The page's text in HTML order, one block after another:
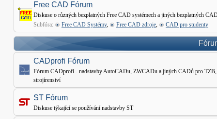
Free CAD Fórum
Diskuse o různých bezplatných Free CAD systémech a jiných bezplatných
Subfóra:
Free CAD Systémy, Free CAD zdroje, CAD pro studenty
CADprofi Fórum
Fórum CADprofi - nadstavby AutoCADu, ZWCADu a jiných CADů pro TZB,
strojírenství
ST Fórum
Diskuse týkající se používání nadstavby ST